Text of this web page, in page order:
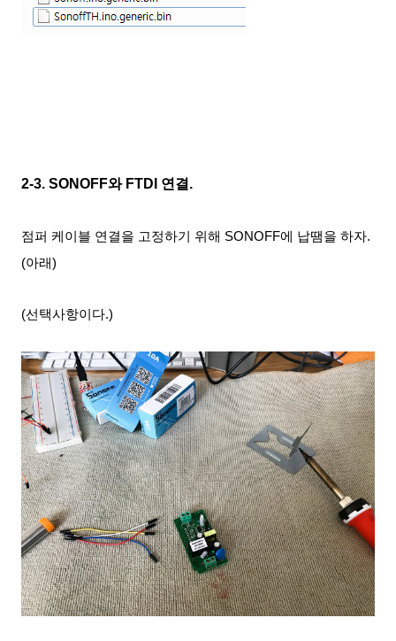
2-3. SONOFF와 FTDI 연결.
점퍼 케이블 연결을 고정하기 위해 SONOFF에 납땜을 하자.
(아래)
(선택사항이다.)